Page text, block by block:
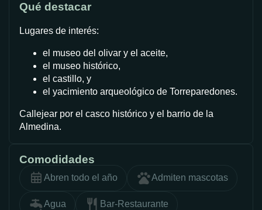
Qué destacar
Lugares de interés:
el museo del olivar y el aceite,
el museo histórico,
el castillo, y
el yacimiento arqueológico de Torreparedones.
Callejear por el casco histórico y el barrio de la
Almedina.
Comodidades
Abren todo el año Admiten mascotas
Agua Bar-Restaurante